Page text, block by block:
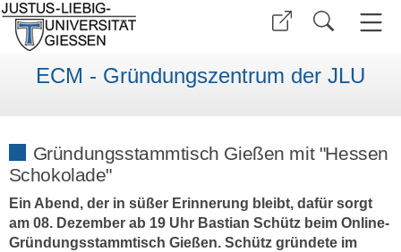
ECM - Gründungszentrum der JLU
Gründungsstammtisch Gießen mit "Hessen
Schokolade"
Ein Abend, der in süßer Erinnerung bleibt, dafür sorgt
am 08. Dezember ab 19 Uhr Bastian Schütz beim Online-
Gründungsstammtisch Gießen. Schütz gründete im